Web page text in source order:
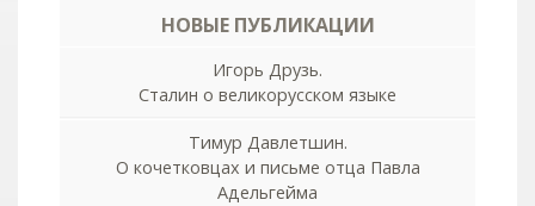
НОВЫЕ ПУБЛИКАЦИИ
Игорь Друзь.
Сталин о великорусском языке
Тимур Давлетшин.
О кочетковцах и письме отца Павла
Адельгейма